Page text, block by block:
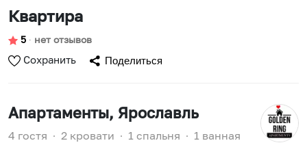
Квартира
5 ∙ нет отзывов
Сохранить Поделиться
Апартаменты, Ярославль
4 гостя ∙ 2 кровати ∙ 1 спальня ∙ 1 ванная